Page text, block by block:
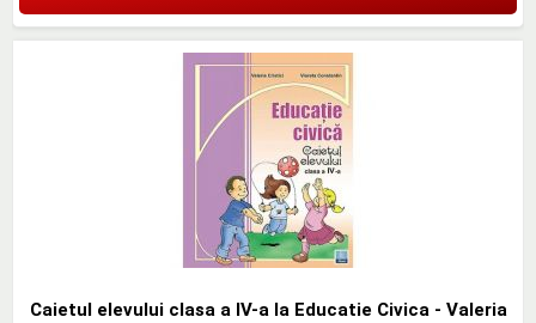
Caietul elevului clasa a IV-a la Educatie Civica - Valeria